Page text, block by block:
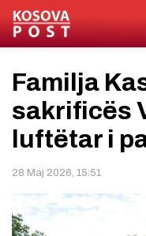
Familja
sakrificës
luftëtar i
28 Maj 2026, 15:51